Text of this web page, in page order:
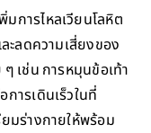
การไหลเวียนโลหิต
ะลดความเสี่ยงของ
เช่น การหมุนข้อเท้า
ารเดินเร็วในที่
มร่างกายให้พร้อม